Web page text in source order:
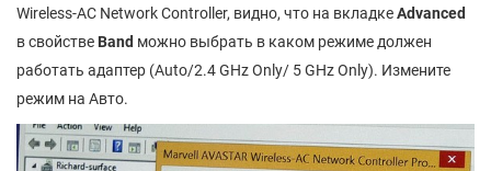
Wireless-AC Network Controller, видно, что на вкладкеAdvanced
в свойстве Band можно выбрать в каком режиме должен
работать адаптер (Auto/2.4 GHz Only/ 5 GHz Only). Измените
режим на Авто.